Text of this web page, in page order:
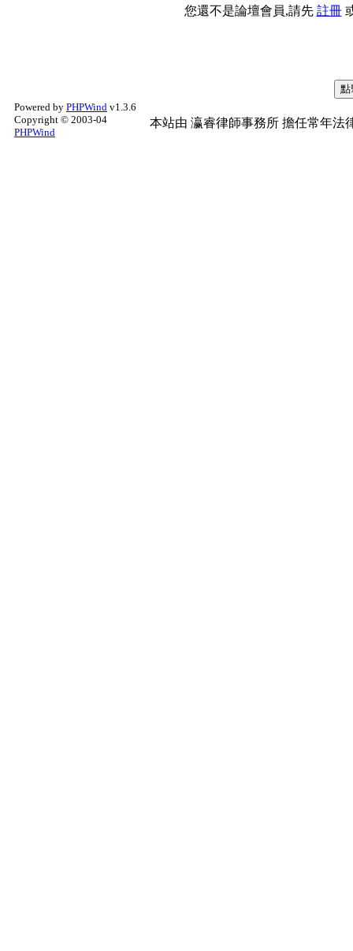
您還不是論壇會員,請先 註冊
Powered by PHPWind v1.3.6
Copyright © 2003-04
PHPWind
本站由 瀛睿律師事務所 擔任常年法